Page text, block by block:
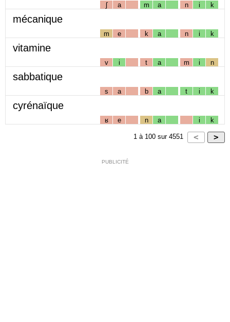
ʃ a m a n i k
mécanique
m e k a n i k
vitamine
v i t a m i n
sabbatique
s a b a t i k
cyrénaïque
ʁ e n a i k
1 à 100 sur 4551
PUBLICITÉ